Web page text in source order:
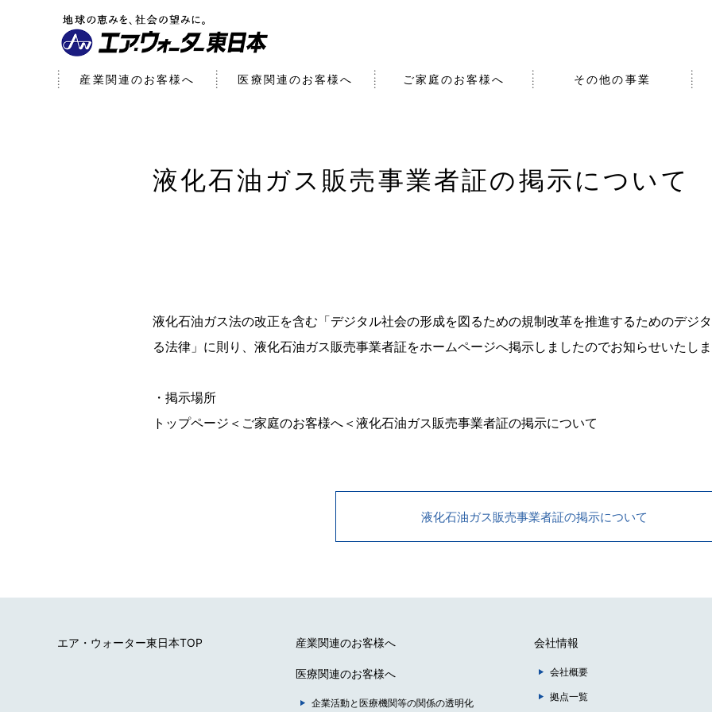
液化石油ガス販売事業者証の掲示について
液化石油ガス法の改正を含む「デジタル社会の形成を図るための規制改革を推進するためのデジ
る法律」に則り、液化石油ガス販売事業者証をホームページへ掲示しましたのでお知らせいたし
・掲示場所
トップページ＜ご家庭のお客様へ＜液化石油ガス販売事業者証の掲示について
液化石油ガス販売事業者証の掲示について
産業関連のお客様へ 医療関連のお客様へ ご家庭のお客様へ その他の事業
エア・ウォーター東日本TOP 産業関連のお客様へ
医療関連のお客様へ
企業活動と医療機関等の関係の透明化
会社情報
会社概要
拠点一覧